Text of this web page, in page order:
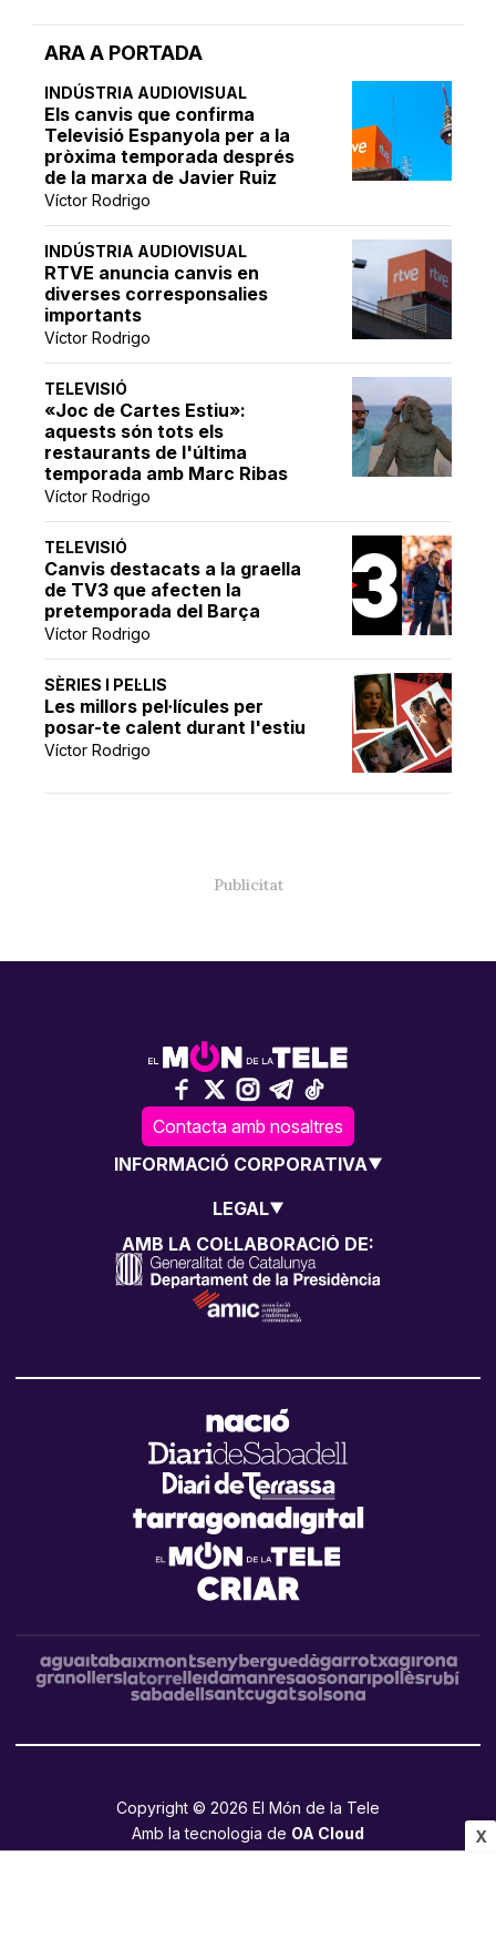
X
ARA A PORTADA
INDÚSTRIA AUDIOVISUAL
Els canvis que confirma
Televisió Espanyola per a la
pròxima temporada després
de la marxa de Javier Ruiz
Víctor Rodrigo
INDÚSTRIA AUDIOVISUAL
RTVE anuncia canvis en
diverses corresponsalies
importants
Víctor Rodrigo
TELEVISIÓ
«Joc de Cartes Estiu»:
aquests són tots els
restaurants de l'última
temporada amb Marc Ribas
Víctor Rodrigo
TELEVISIÓ
Canvis destacats a la graella
de TV3 que afecten la
pretemporada del Barça
Víctor Rodrigo
SÈRIES I PEL·LIS
Les millors pel·lícules per
posar-te calent durant l'estiu
Víctor Rodrigo
Contacta amb nosaltres
INFORMACIÓ CORPORATIVA
LEGAL
AMB LA COL·LABORACIÓ DE:
Copyright © 2026 El Món de la Tele
Amb la tecnologia de OA Cloud